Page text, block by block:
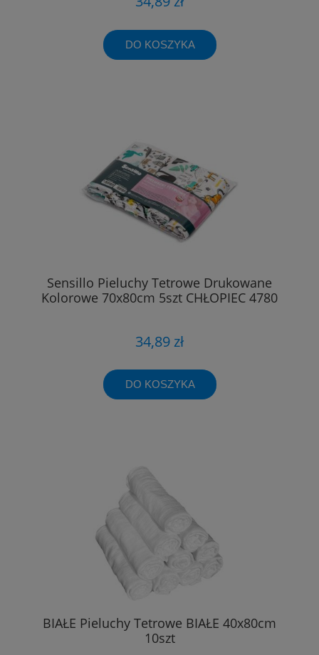
DO KOSZYKA
Sensillo Pieluchy Tetrowe Drukowane
Kolorowe 70x80cm 5szt CHŁOPIEC 4780
34,89 zł
DO KOSZYKA
BIAŁE Pieluchy Tetrowe BIAŁE 40x80cm
10szt